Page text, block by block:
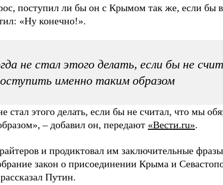
поступил ли бы он с Крымом так же, если бы
«Ну конечно!».
не стал этого делать, если бы не
именно таким образом
стал этого делать, если бы не считал, что мы
– добавил он, передают «Вести.ru».
и продиктовал им заключительные
закон о присоединении Крыма и
Путин.